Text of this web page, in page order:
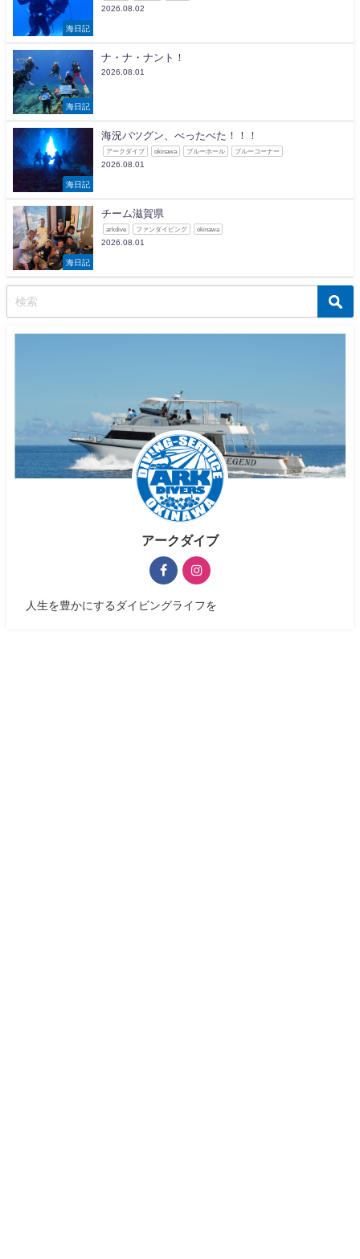
海日記
2026.08.02
海日記
ナ・ナ・ナント！
2026.08.01
海日記
海況バツグン、べったべた！！！
アークダイブ okinawa ブルーホール ブルーコーナー
2026.08.01
海日記
チーム滋賀県
arkdive ファンダイビング okinawa
2026.08.01
アークダイブ
人生を豊かにするダイビングライフを